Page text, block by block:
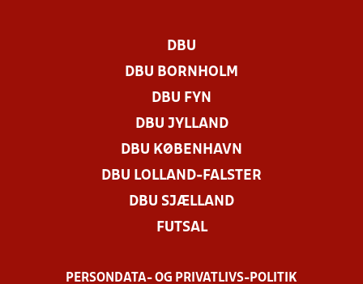
DBU
DBU BORNHOLM
DBU FYN
DBU JYLLAND
DBU KØBENHAVN
DBU LOLLAND-FALSTER
DBU SJÆLLAND
FUTSAL
PERSONDATA- OG PRIVATLIVS-POLITIK